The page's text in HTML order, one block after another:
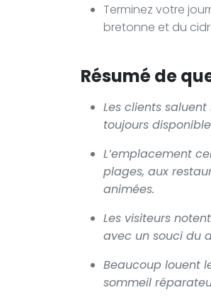
Terminez votre
bretonne et du
Résumé de
Les clients
toujours
L’emplacement
plages, aux
animées.
Les visiteurs
avec un souci du
Beaucoup louent
sommeil